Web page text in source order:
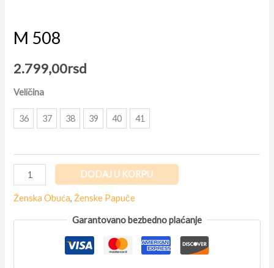
M 508
2.799,00rsd
Veličina
36 37 38 39 40 41
DODAJ U KORPU
Ženska Obuća, Ženske Papuče
Garantovano bezbedno plaćanje